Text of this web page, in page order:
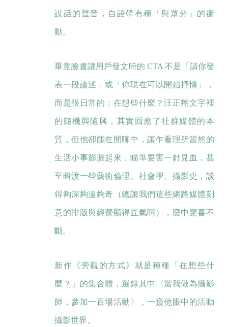
說話的聲音，自語帶有種「與眾分」的衝
動。
畢竟臉書讓用戶發文時的 CTA 不是「請你發
表一段論述」或「你現在可以開始抒情」，
而是很日常的：在想些什麼？汪正翔文字裡
的隨機與隨興，其實回應了社群媒體的本
質，但他卻能在閒聊中，讓乍看理所當然的
生活小事膨脹起來，瞄準要害一針見血，甚
至暗渡一些藝術倫理、社會學、攝影史，談
得夠深夠遠夠奇（總讓我們這些網路媒體刻
意的排版與經營顯得匠氣啊），廢中驚喜不
斷。
新作《旁觀的方式》就是種種「在想些什
麼？」的集合體，選錄其中〈當我做為攝影
師，參加一百場活動〉，一窺他眼中的活動
攝影世界。